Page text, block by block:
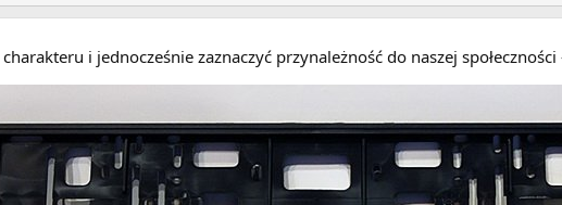
i jednocześnie zaznaczyć przynależność do naszej